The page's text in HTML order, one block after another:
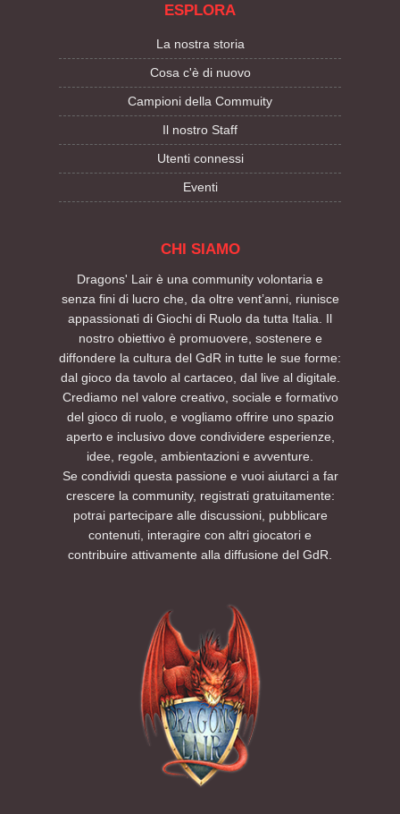
ESPLORA
La nostra storia
Cosa c'è di nuovo
Campioni della Commuity
Il nostro Staff
Utenti connessi
Eventi
CHI SIAMO
Dragons' Lair è una community volontaria e
senza fini di lucro che, da oltre vent’anni, riunisce
appassionati di Giochi di Ruolo da tutta Italia. Il
nostro obiettivo è promuovere, sostenere e
diffondere la cultura del GdR in tutte le sue forme:
dal gioco da tavolo al cartaceo, dal live al digitale.
Crediamo nel valore creativo, sociale e formativo
del gioco di ruolo, e vogliamo offrire uno spazio
aperto e inclusivo dove condividere esperienze,
idee, regole, ambientazioni e avventure.
Se condividi questa passione e vuoi aiutarci a far
crescere la community, registrati gratuitamente:
potrai partecipare alle discussioni, pubblicare
contenuti, interagire con altri giocatori e
contribuire attivamente alla diffusione del GdR.